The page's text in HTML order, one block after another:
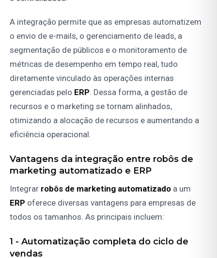
A integração permite que as empresas automatizem
o envio de e-mails, o gerenciamento de leads, a
segmentação de públicos e o monitoramento de
métricas de desempenho em tempo real, tudo
diretamente vinculado às operações internas
gerenciadas pelo ERP. Dessa forma, a gestão de
recursos e o marketing se tornam alinhados,
otimizando a alocação de recursos e aumentando a
eficiência operacional.
Vantagens da integração entre robôs de
marketing automatizado e ERP
Integrar robôs de marketing automatizado a um
ERP oferece diversas vantagens para empresas de
todos os tamanhos. As principais incluem:
1 - Automatização completa do ciclo de
vendas